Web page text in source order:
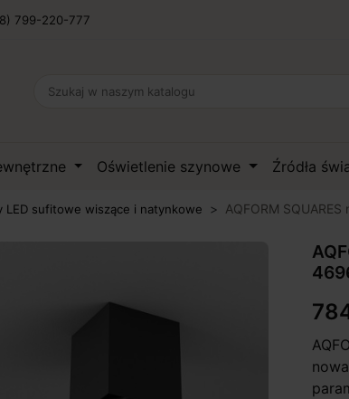
799-220-777
Oświetlenie szynowe Źródła
LED sufitowe wiszące i natynkowe AQFORM